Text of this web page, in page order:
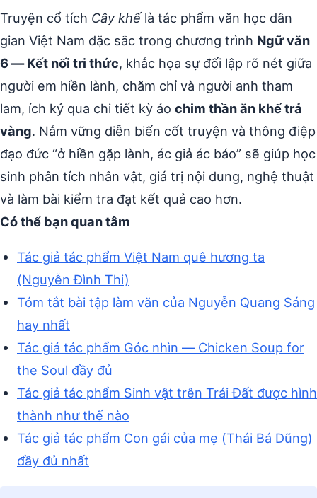
Truyện cổ tích Cây khếlà tác phẩm văn học dân
gian Việt Nam đặc sắc trong chương trình Ngữ văn
6 — Kết nối tri thức, khắc họa sự đối lập rõ nét giữa
người em hiền lành, chăm chỉ và người anh tham
lam, ích kỷ qua chi tiết kỳ ảo chim thần ăn khế trả
vàng. Nắm vững diễn biến cốt truyện và thông điệp
đạo đức “ở hiền gặp lành, ác giả ác báo” sẽ giúp học
sinh phân tích nhân vật, giá trị nội dung, nghệ thuật
và làm bài kiểm tra đạt kết quả cao hơn.
Có thể bạn quan tâm
Tác giả tác phẩm Việt Nam quê hương ta
(Nguyễn Đình Thi)
Tóm tắt bài tập làm văn của Nguyễn Quang Sáng
hay nhất
Tác giả tác phẩm Góc nhìn — Chicken Soup for
the Soul đầy đủ
Tác giả tác phẩm Sinh vật trên Trái Đất được hình
thành như thế nào
Tác giả tác phẩm Con gái của mẹ (Thái Bá Dũng)
đầy đủ nhất